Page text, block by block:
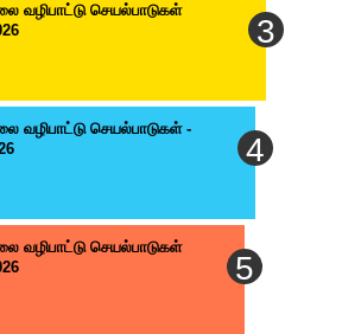
வழிபாட்டு செயல்பாடுகள்
வழிபாட்டு செயல்பாடுகள் -
வழிபாட்டு செயல்பாடுகள்